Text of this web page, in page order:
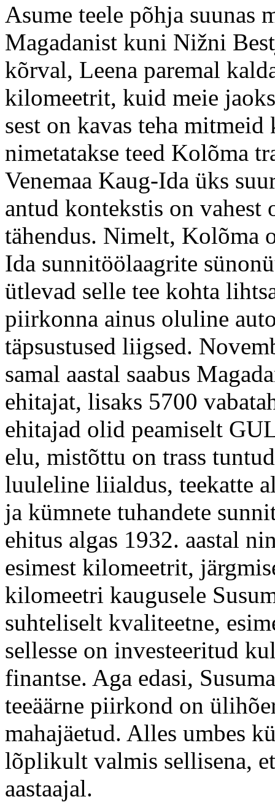
Asume teele põhja suunas
Magadanist kuni Nižni
kõrval, Leena paremal
kilomeetrit, kuid meie
sest on kavas teha
nimetatakse teed Kolõma
Venemaa Kaug-Ida üks
antud kontekstis on
tähendus. Nimelt, Kolõma
Ida sunnitöölaagrite
ütlevad selle tee kohta
piirkonna ainus oluline
täpsustused liigsed.
samal aastal saabus
ehitajat, lisaks 5700
ehitajad olid peamiselt
elu, mistõttu on trass
luuleline liialdus, teekatte
ja kümnete tuhandete
ehitus algas 1932. aastal
esimest kilomeetrit,
kilomeetri kaugusele
suhteliselt kvaliteetne,
sellesse on investeeritud
finantse. Aga edasi,
teeäärne piirkond on
mahajäetud. Alles umbes
lõplikult valmis sellisena,
aastaajal.